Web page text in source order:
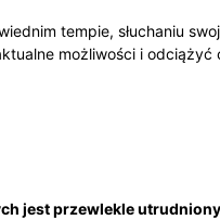
tempie, słuchaniu
możliwości i odciążyć
jest przewlekle utrudniony